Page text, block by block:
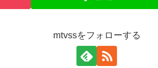
mtvssをフォローする